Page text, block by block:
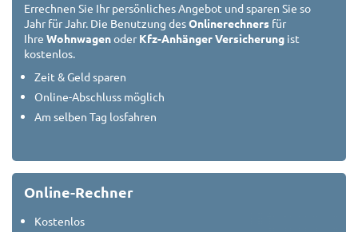
Errechnen Sie Ihr persönliches Angebot und sparen Sie so
Jahr für Jahr. Die Benutzung desOnlinerechners für
Ihre Wohnwagenoder Kfz-Anhänger Versicherung ist
kostenlos.
Zeit & Geld sparen
Online-Abschluss möglich
Am selben Tag losfahren
Online-Rechner
Kostenlos